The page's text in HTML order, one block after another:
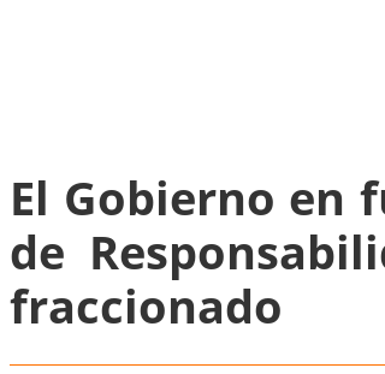
El Gobierno en
de
fraccionado